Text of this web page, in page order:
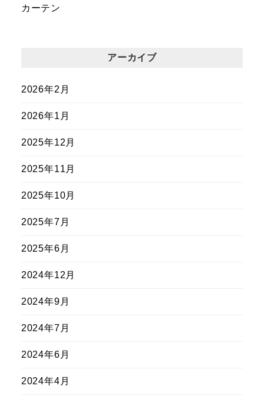
カーテン
アーカイブ
2026年2月
2026年1月
2025年12月
2025年11月
2025年10月
2025年7月
2025年6月
2024年12月
2024年9月
2024年7月
2024年6月
2024年4月